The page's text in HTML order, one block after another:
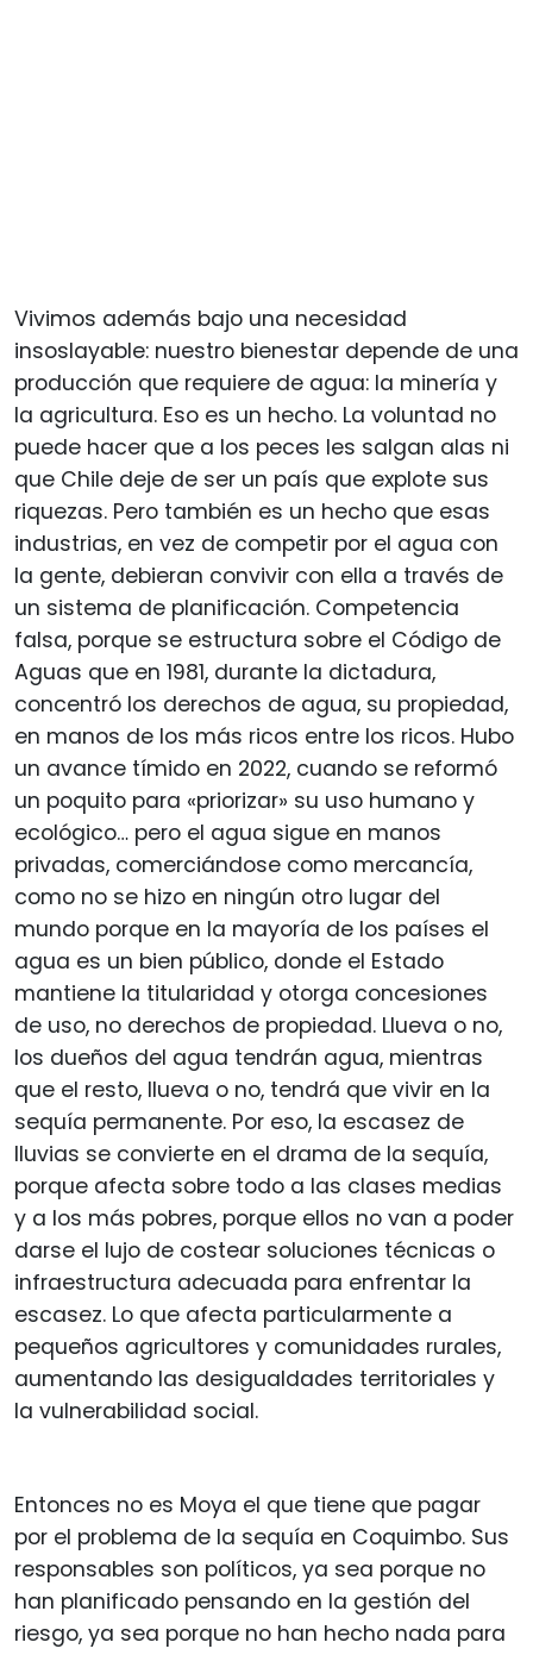
Vivimos además bajo una necesidad
insoslayable: nuestro bienestar depende de una
producción que requiere de agua: la minería y
la agricultura. Eso es un hecho. La voluntad no
puede hacer que a los peces les salgan alas ni
que Chile deje de ser un país que explote sus
riquezas. Pero también es un hecho que esas
industrias, en vez de competir por el agua con
la gente, debieran convivir con ella a través de
un sistema de planificación. Competencia
falsa, porque se estructura sobre el Código de
Aguas que en 1981, durante la dictadura,
concentró los derechos de agua, su propiedad,
en manos de los más ricos entre los ricos. Hubo
un avance tímido en 2022, cuando se reformó
un poquito para «priorizar» su uso humano y
ecológico… pero el agua sigue en manos
privadas, comerciándose como mercancía,
como no se hizo en ningún otro lugar del
mundo porque en la mayoría de los países el
agua es un bien público, donde el Estado
mantiene la titularidad y otorga concesiones
de uso, no derechos de propiedad. Llueva o no,
los dueños del agua tendrán agua, mientras
que el resto, llueva o no, tendrá que vivir en la
sequía permanente. Por eso, la escasez de
lluvias se convierte en el drama de la sequía,
porque afecta sobre todo a las clases medias
y a los más pobres, porque ellos no van a poder
darse el lujo de costear soluciones técnicas o
infraestructura adecuada para enfrentar la
escasez. Lo que afecta particularmente a
pequeños agricultores y comunidades rurales,
aumentando las desigualdades territoriales y
la vulnerabilidad social.
Entonces no es Moya el que tiene que pagar
por el problema de la sequía en Coquimbo. Sus
responsables son políticos, ya sea porque no
han planificado pensando en la gestión del
riesgo, ya sea porque no han hecho nada para